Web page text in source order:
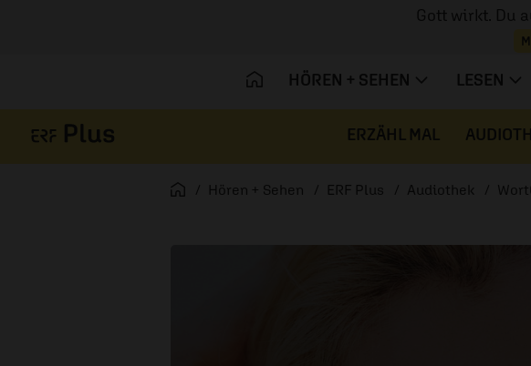
Gott wirkt. Du
HÖREN + SEHEN LESEN
ERZÄHL MAL
Startseite
Hören + Sehen ERF Plus Audiothek